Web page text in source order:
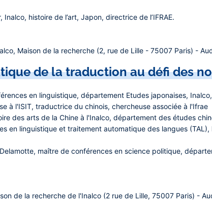
Inalco, histoire de l’art, Japon, directrice de l’IFRAE.
Maison de la recherche (2, rue de Lille - 75007 Paris) -
de la traduction au défi des
en linguistique, département Etudes japonaises,
à l'ISIT, traductrice du chinois, chercheuse associée à l'Ifrae
des arts de la Chine à l'Inalco, département des études
en linguistique et traitement automatique des langues
, maître de conférences en science politique,
de la recherche de l'Inalco (2 rue de Lille, 75007 Paris) -